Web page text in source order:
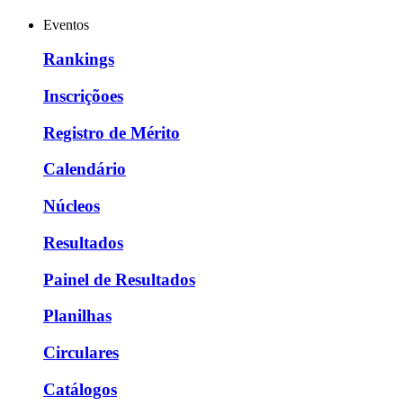
Eventos
Rankings
Inscriçõoes
Registro de Mérito
Calendário
Núcleos
Resultados
Painel de Resultados
Planilhas
Circulares
Catálogos